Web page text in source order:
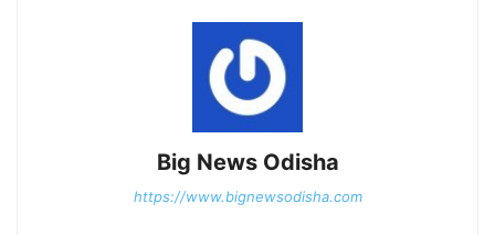
Big News Odisha
https://www.bignewsodisha.com